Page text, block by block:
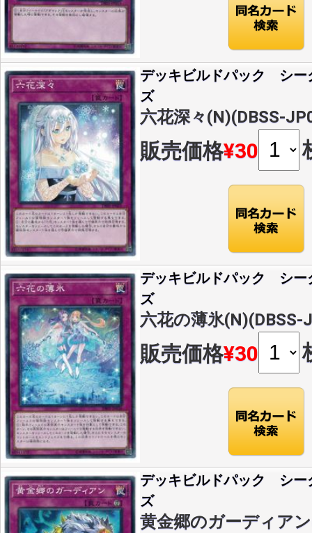
デッキビルドパック シー
ズ
六花深々(N)(DBSS-
販売価格¥30
デッキビルドパック シー
ズ
六花の薄氷(N)(DBSS-
販売価格¥30
デッキビルドパック シー
ズ
黄金郷のガーディア